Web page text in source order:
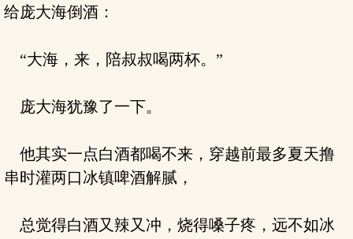
给庞大海倒酒：
“大海，来，陪叔叔喝两杯。”
庞大海犹豫了一下。
他其实一点白酒都喝不来，穿越前最多夏天撸
串时灌两口冰镇啤酒解腻，
总觉得白酒又辣又冲，烧得嗓子疼，远不如冰